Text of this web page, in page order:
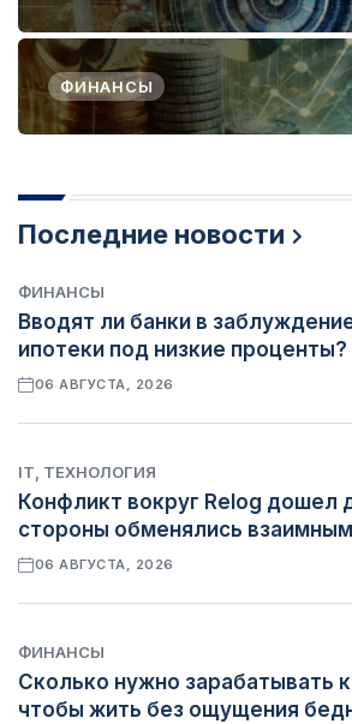
ФИНАНСЫ
Последние новости
ФИНАНСЫ
Вводят ли банки в
ипотеки под низкие проценты?
06 АВГУСТА, 2026
IT, ТЕХНОЛОГИЯ
Конфликт вокруг Relog дошел
стороны обменялись
06 АВГУСТА, 2026
ФИНАНСЫ
Сколько нужно зарабатывать
чтобы жить без ощущения